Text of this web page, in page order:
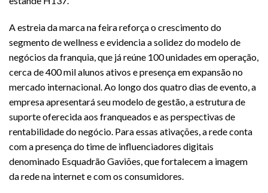
A estreia da marca na feira reforça o crescimento do
segmento de wellness e evidencia a solidez do modelo de
negócios da franquia, que já reúne 100 unidades em operação,
cerca de 400 mil alunos ativos e presença em expansão no
mercado internacional. Ao longo dos quatro dias de evento, a
empresa apresentará seu modelo de gestão, a estrutura de
suporte oferecida aos franqueados e as perspectivas de
rentabilidade do negócio. Para essas ativações, a rede conta
com a presença do time de influenciadores digitais
denominado Esquadrão Gaviões, que fortalecem a imagem
da rede na internet e com os consumidores.